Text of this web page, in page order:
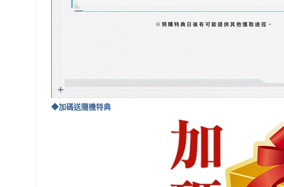
◆加碼送隨機特典